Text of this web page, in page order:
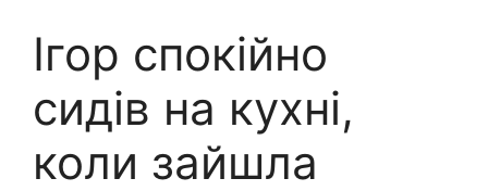
Ігор спокійно
сидів на кухні,
коли зайшла